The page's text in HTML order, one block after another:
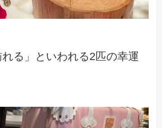
れる」といわれる2匹の幸運